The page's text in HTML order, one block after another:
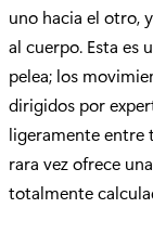
uno hacia el otro,
al cuerpo. Esta es
pelea; los
dirigidos por
ligeramente entre
rara vez ofrece
totalmente